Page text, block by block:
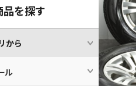
を探す
から
ル